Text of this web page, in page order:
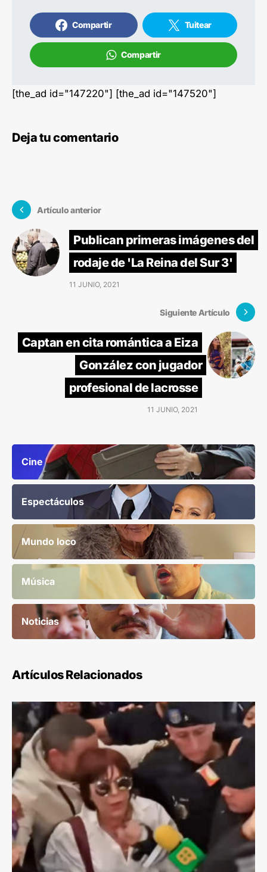
Compartir Tuitear
Compartir
[the_ad id="147220"] [the_ad id="147520"]
Deja tu comentario
Artículo anterior
Publican primeras imágenes del
rodaje de 'La Reina del Sur 3'
11 JUNIO, 2021
Siguiente Artículo
Captan en cita romántica a Eiza
González con jugador
profesional de lacrosse
11 JUNIO, 2021
Cine
Espectáculos
Mundo loco
Música
Noticias
Artículos Relacionados